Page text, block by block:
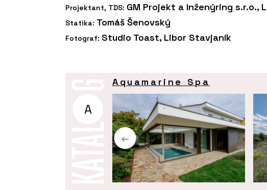
Projektant, TDS: GM Projekt a Inženýring s.r.o.,
Statika: Tomáš Šenovský
Fotograf: Studio Toast, Libor Stavjaník
A
Aquamarine Spa